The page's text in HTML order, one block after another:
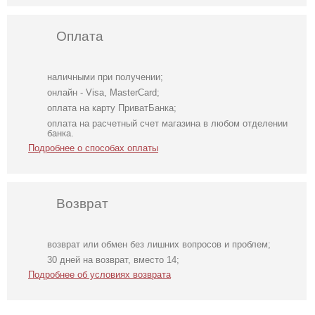
Оплата
наличными при получении;
онлайн - Visa, MasterCard;
оплата на карту ПриватБанка;
оплата на расчетный счет магазина в любом отделении
банка.
Подробнее о способах оплаты
Возврат
возврат или обмен без лишних вопросов и проблем;
30 дней на возврат, вместо 14;
Подробнее об условиях возврата
Красивые
кружевные
трусики черного
Нарядная
накидка на руки к
платьям